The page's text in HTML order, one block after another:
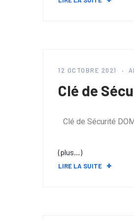
12 OCTOBRE 2021
Clé de
Clé de Sécurité
(plus…)
LIRE LA SUITE